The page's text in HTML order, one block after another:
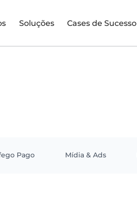
Soluções Cases de Sucesso
Pago Mídia & Ads